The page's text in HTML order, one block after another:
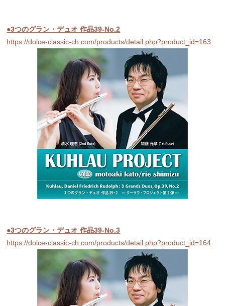
●3つのグラン・デュオ 作品39-No.2
https://dolce-classic-ch.com/products/detail.php?product_id=163
●3つのグラン・デュオ 作品39-No.3
https://dolce-classic-ch.com/products/detail.php?product_id=164